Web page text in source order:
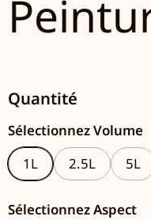
Quantité
Sélectionnez Volume
1L
2.5L 5L
Sélectionnez Aspect